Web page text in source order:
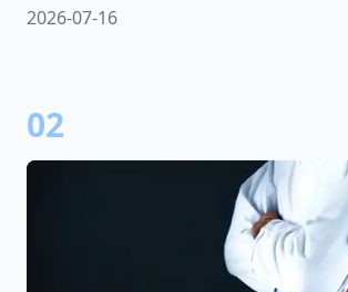
2026-07-16
02